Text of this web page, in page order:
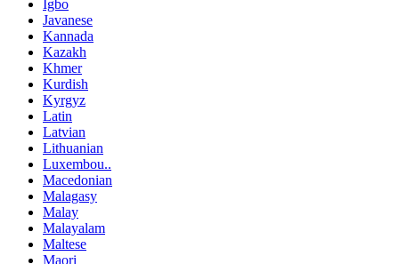
Igbo
Javanese
Kannada
Kazakh
Khmer
Kurdish
Kyrgyz
Latin
Latvian
Lithuanian
Luxembou..
Macedonian
Malagasy
Malay
Malayalam
Maltese
Maori